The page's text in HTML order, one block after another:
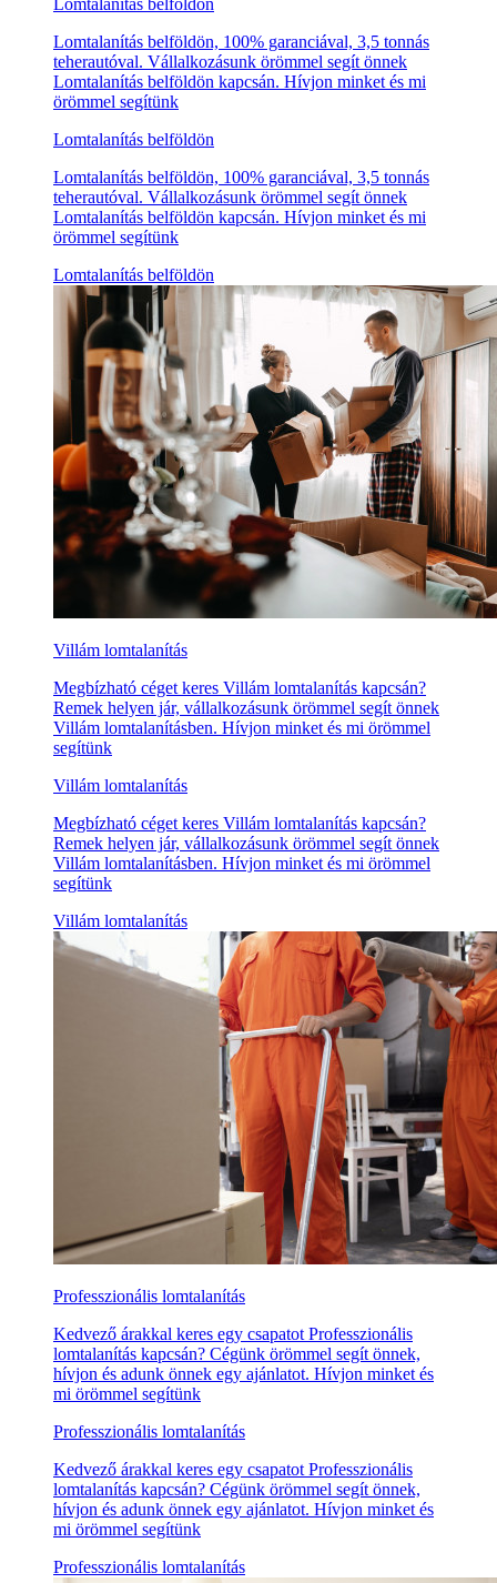
Lomtalanítás belföldön
Lomtalanítás belföldön, 100% garanciával, 3,5 tonnás
teherautóval. Vállalkozásunk örömmel segít önnek
Lomtalanítás belföldön kapcsán. Hívjon minket és mi
örömmel segítünk
Lomtalanítás belföldön
Lomtalanítás belföldön, 100% garanciával, 3,5 tonnás
teherautóval. Vállalkozásunk örömmel segít önnek
Lomtalanítás belföldön kapcsán. Hívjon minket és mi
örömmel segítünk
Lomtalanítás belföldön
Villám lomtalanítás
Megbízható céget keres Villám lomtalanítás kapcsán?
Remek helyen jár, vállalkozásunk örömmel segít önnek
Villám lomtalanításben. Hívjon minket és mi örömmel
segítünk
Villám lomtalanítás
Megbízható céget keres Villám lomtalanítás kapcsán?
Remek helyen jár, vállalkozásunk örömmel segít önnek
Villám lomtalanításben. Hívjon minket és mi örömmel
segítünk
Villám lomtalanítás
Professzionális lomtalanítás
Kedvező árakkal keres egy csapatot Professzionális
lomtalanítás kapcsán? Cégünk örömmel segít önnek,
hívjon és adunk önnek egy ajánlatot. Hívjon minket és
mi örömmel segítünk
Professzionális lomtalanítás
Kedvező árakkal keres egy csapatot Professzionális
lomtalanítás kapcsán? Cégünk örömmel segít önnek,
hívjon és adunk önnek egy ajánlatot. Hívjon minket és
mi örömmel segítünk
Professzionális lomtalanítás